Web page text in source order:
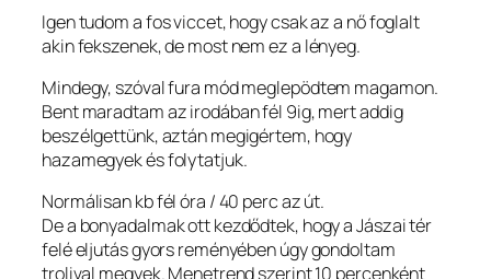
Igen tudom a fos viccet, hogy csak az a nő foglalt
akin fekszenek, de most nem ez a lényeg.
Mindegy, szóval fura mód meglepödtem magamon.
Bent maradtam az irodában fél 9ig, mert addig
beszélgettünk, aztán megigértem, hogy
hazamegyek és folytatjuk.
Normálisan kb fél óra / 40 perc az út.
De a bonyadalmak ott kezdődtek, hogy a Jászai tér
felé eljutás gyors reményében úgy gondoltam
trolival megyek. Menetrend szerint 10 percenként